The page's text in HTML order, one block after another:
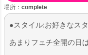
場所： complete
●スタイル:お好きなス
あまりフェチ全開の日